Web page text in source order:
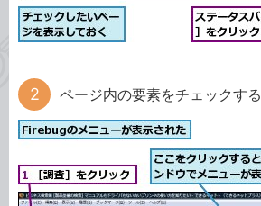
ページ内の要素をチェックする